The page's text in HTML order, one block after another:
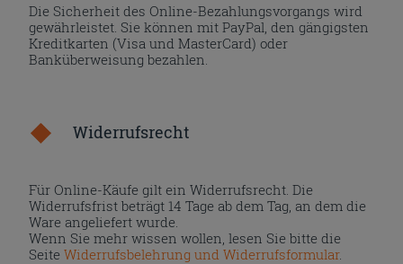
Die Sicherheit des Online-Bezahlungsvorgangs wird
gewährleistet. Sie können mit PayPal, den gängigsten
Kreditkarten (Visa und MasterCard) oder
Banküberweisung bezahlen.
Widerrufsrecht
Für Online-Käufe gilt ein Widerrufsrecht. Die
Widerrufsfrist beträgt 14 Tage ab dem Tag, an dem die
Ware angeliefert wurde.
Wenn Sie mehr wissen wollen, lesen Sie bitte die
SeiteWiderrufsbelehrung und Widerrufsformular.